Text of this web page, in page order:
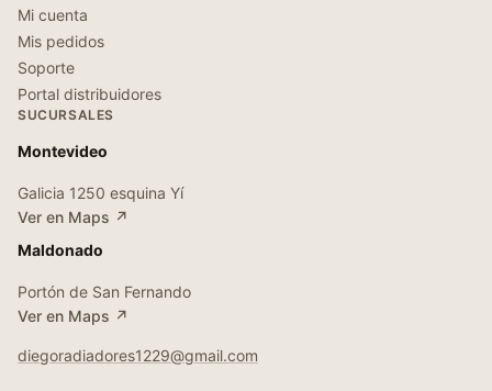
Mi cuenta
Mis pedidos
Soporte
Portal distribuidores
SUCURSALES
Montevideo
Galicia 1250 esquina Yí
Ver en Maps ↗
Maldonado
Portón de San Fernando
Ver en Maps ↗
diegoradiadores1229@gmail.com